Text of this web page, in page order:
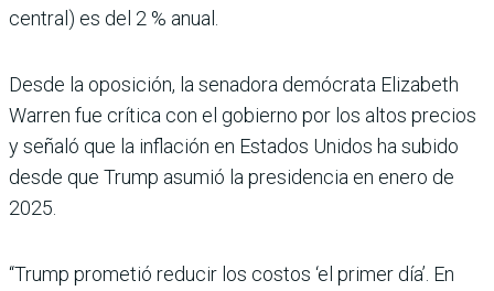
central) es del 2 % anual.
Desde la oposición, la senadora demócrata Elizabeth
Warren fue crítica con el gobierno por los altos precios
y señaló que la inflación en Estados Unidos ha subido
desde que Trump asumió la presidencia en enero de
2025.
“Trump prometió reducir los costos ‘el primer día’. En